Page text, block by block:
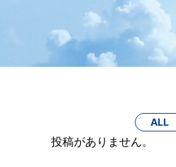
ALL
投稿がありません。